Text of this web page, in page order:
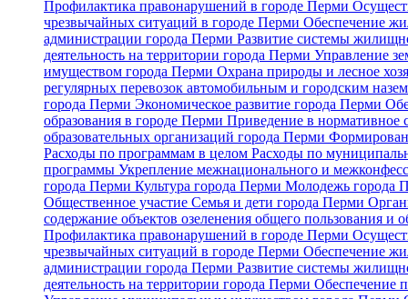
Профилактика правонарушений в городе Перми
чрезвычайных ситуаций в городе Перми Обеспечение
администрации города Перми Развитие системы
деятельность на территории города Перми Управление
имуществом города Перми Охрана природы и лесное
регулярных перевозок автомобильным и городским
города Перми Экономическое развитие города Перми
образования в городе Перми Приведение в нормативное
образовательных организаций города Перми
Расходы по программам в целом Расходы по
программы Укрепление межнационального и
города Перми Культура города Перми Молодежь города
Общественное участие Семья и дети города Перми
содержание объектов озеленения общего пользования и
Профилактика правонарушений в городе Перми
чрезвычайных ситуаций в городе Перми Обеспечение
администрации города Перми Развитие системы
деятельность на территории города Перми Обеспечение